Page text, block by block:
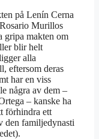
på Lenín Cerna
Murillos
gripa makten om
blir helt
alla
eftersom deras
har en viss
några av dem –
– kanske ha
förhindra ett
den familjedynasti